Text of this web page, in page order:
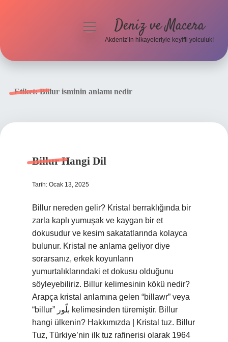
menüyü Deniz ve Macera
Akdeniz’in hikayeleriyle keyifli yolculuk!
Etiket:Billur isminin anlamı nedir
Billur Hangi Dil
Tarih: Ocak 13, 2025
Billur nereden gelir? Kristal berraklığında bir
zarla kaplı yumuşak ve kaygan bir et
dokusudur ve kesim sakatatlarında kolayca
bulunur. Kristal ne anlama geliyor diye
sorarsanız, erkek koyunların
yumurtalıklarındaki et dokusu olduğunu
söyleyebiliriz. Billur kelimesinin kökü nedir?
Arapça kristal anlamına gelen “billawr” veya
“billur” بلّور kelimesinden türemiştir. Billur
hangi ülkenin? Hakkımızda | Kristal tuz. Billur
Tuz, Türkiye’nin ilk tuz rafinerisi olarak 1964